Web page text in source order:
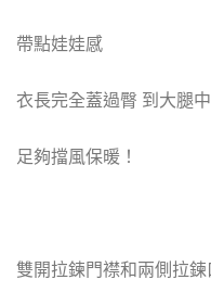
帶點娃娃感
衣長完全蓋過臀 到大腿
足夠擋風保暖！
雙開拉鍊門襟和兩側拉